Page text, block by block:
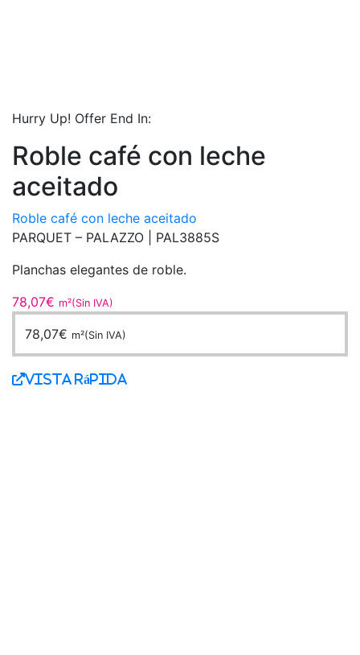
Hurry Up! Offer End In:
Roble café con leche
aceitado
Roble café con leche aceitado
PARQUET – PALAZZO |
PAL3885S
Planchas elegantes de roble.
78,07€ m²(Sin IVA)
78,07€ m²(Sin IVA)
Vista Rápida